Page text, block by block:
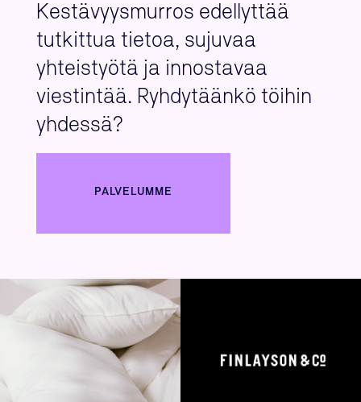
Kestävyysmurros edellyttää
tutkittua tietoa, sujuvaa
yhteistyötä ja innostavaa
viestintää. Ryhdytäänkö töihin
yhdessä?
PALVELUMME